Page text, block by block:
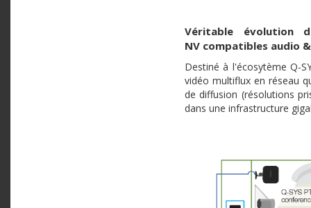
Véritable évolution
NV compatibles audio
Destiné à l'écosytème Q-
vidéo multiflux en réseau
de diffusion (résolutions
dans une infrastructure